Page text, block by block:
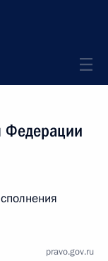
Федерации
pravo.gov.ru